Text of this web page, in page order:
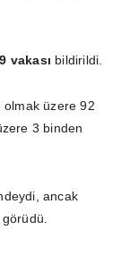
vakası bildirildi.
olmak üzere 92
3 binden
ancak